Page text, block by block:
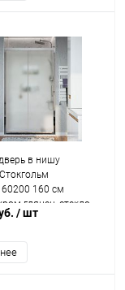
в нишу
160 см
глянец, стекло
/ шт